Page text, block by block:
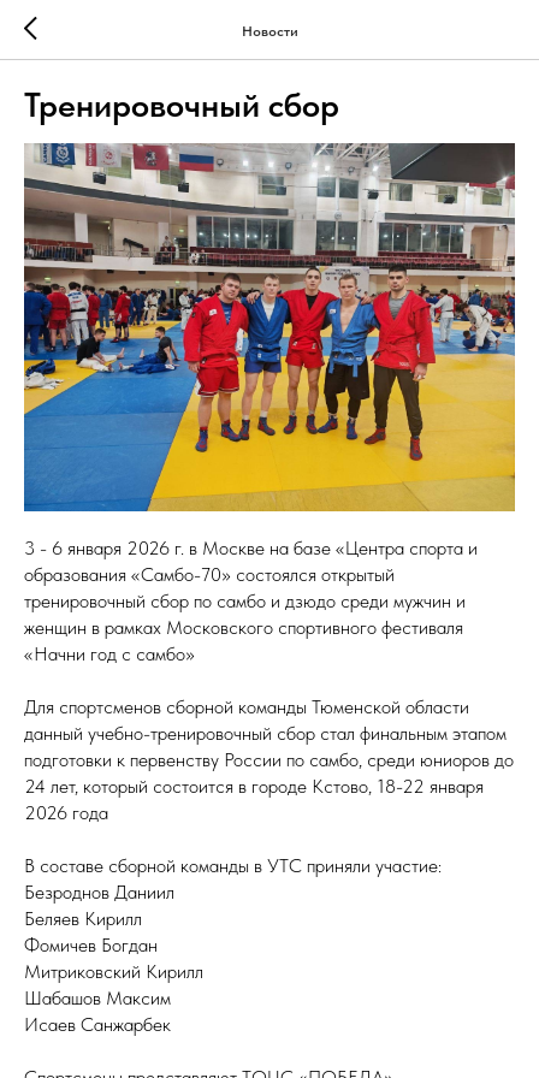
Новости
Тренировочный сбор
3 - 6 января 2026 г. в Москве на базе «Центра спорта и
образования «Самбо-70» состоялся открытый
тренировочный сбор по самбо и дзюдо среди мужчин и
женщин в рамках Московского спортивного фестиваля
«Начни год с самбо»
Для спортсменов сборной команды Тюменской области
данный учебно-тренировочный сбор стал финальным этапом
подготовки к первенству России по самбо, среди юниоров до
24 лет, который состоится в городе Кстово, 18-22 января
2026 года
В составе сборной команды в УТС приняли участие:
Безроднов Даниил
Беляев Кирилл
Фомичев Богдан
Митриковский Кирилл
Шабашов Максим
Исаев Санжарбек